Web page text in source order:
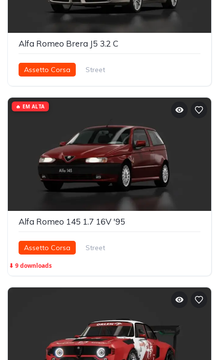
Alfa Romeo Brera J5 3.2 C
Assetto Corsa Street
Alfa Romeo 145 1.7 16V '95
Assetto Corsa Street
⬇ 9 downloads
🔥 EM ALTA